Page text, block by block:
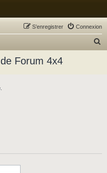
Connexion
S’enregistrer
Forum 4x4